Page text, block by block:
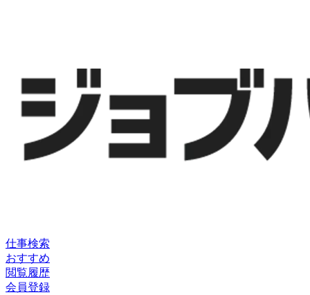
仕事検索
おすすめ
閲覧履歴
会員登録